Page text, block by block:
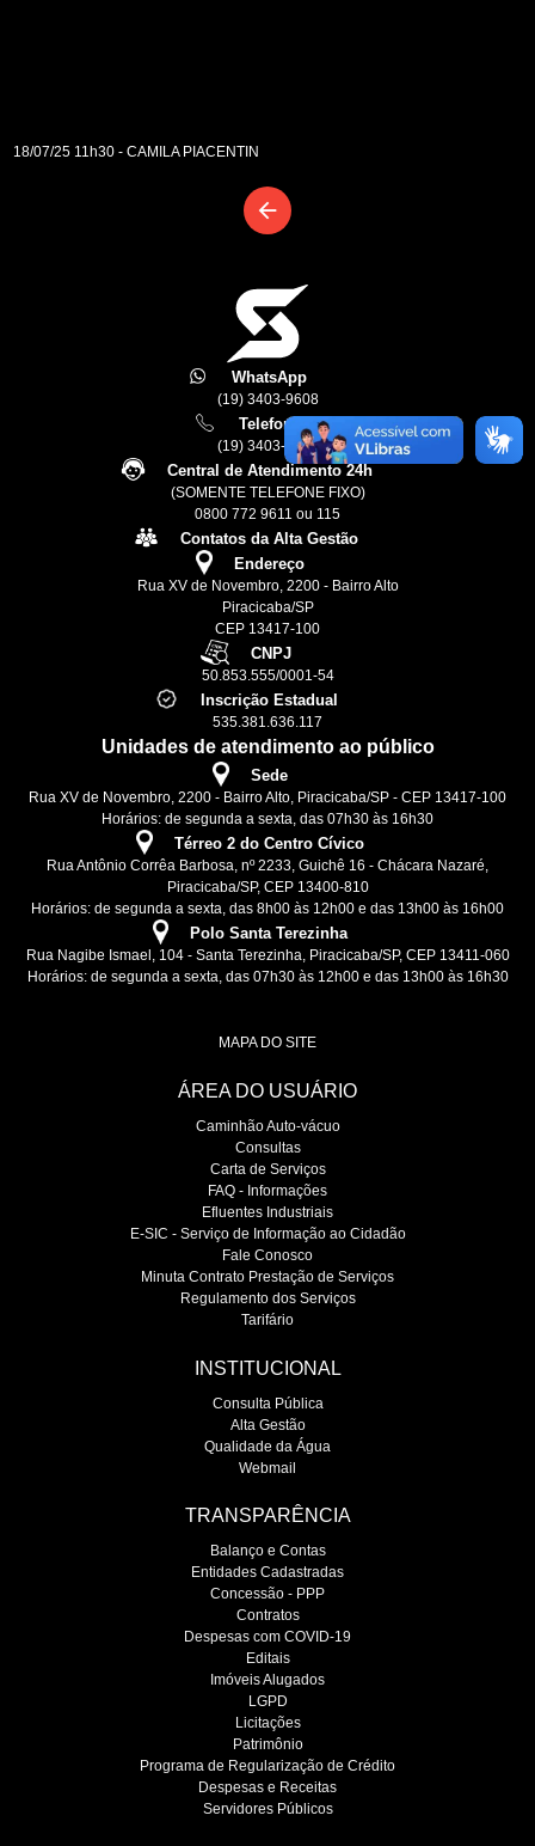
18/07/25 11h30 - CAMILA PIACENTIN
arrow_back
WhatsApp
(19) 3403-9608
Telefone
(19) 3403-9611
Central de Atendimento 24h
(SOMENTE TELEFONE FIXO)
0800 772 9611 ou 115
Contatos da Alta Gestão
Endereço
Rua XV de Novembro, 2200 - Bairro Alto
Piracicaba/SP
CEP 13417-100
CNPJ
50.853.555/0001-54
Inscrição Estadual
535.381.636.117
Unidades de atendimento ao público
Sede
Rua XV de Novembro, 2200 - Bairro Alto, Piracicaba/SP - CEP 13417-100
Horários: de segunda a sexta, das 07h30 às 16h30
Térreo 2 do Centro Cívico
Rua Antônio Corrêa Barbosa, nº 2233, Guichê 16 - Chácara Nazaré,
Piracicaba/SP, CEP 13400-810
Horários: de segunda a sexta, das 8h00 às 12h00 e das 13h00 às 16h00
Polo Santa Terezinha
Rua Nagibe Ismael, 104 - Santa Terezinha, Piracicaba/SP, CEP 13411-060
Horários: de segunda a sexta, das 07h30 às 12h00 e das 13h00 às 16h30
MAPA DO SITE
ÁREA DO USUÁRIO
Caminhão Auto-vácuo
Consultas
Carta de Serviços
FAQ - Informações
Efluentes Industriais
E-SIC - Serviço de Informação ao Cidadão
Fale Conosco
Minuta Contrato Prestação de Serviços
Regulamento dos Serviços
Tarifário
INSTITUCIONAL
Consulta Pública
Alta Gestão
Qualidade da Água
Webmail
TRANSPARÊNCIA
Balanço e Contas
Entidades Cadastradas
Concessão - PPP
Contratos
Despesas com COVID-19
Editais
Imóveis Alugados
LGPD
Licitações
Patrimônio
Programa de Regularização de Crédito
Despesas e Receitas
Servidores Públicos